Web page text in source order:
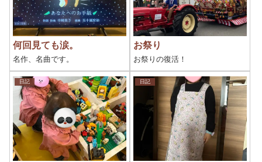
何回見ても涙。
名作、名曲です。
お祭り
お祭りの復活！
日記 日記